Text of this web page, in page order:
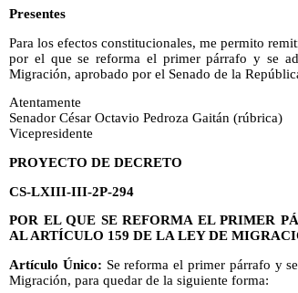
Presentes
Para los efectos constitucionales, me permito
por el que se reforma el primer párrafo y se
Migración, aprobado por el Senado de la
Atentamente
Senador César Octavio Pedroza Gaitán (rúbrica)
Vicepresidente
PROYECTO DE DECRETO
CS-LXIII-III-2P-294
POR EL QUE SE REFORMA EL PRIMER
AL ARTÍCULO 159 DE LA LEY DE
Artículo Único: Se reforma el primer párrafo y
Migración, para quedar de la siguiente forma: